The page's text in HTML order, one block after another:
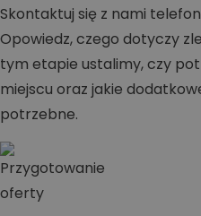
Skontaktuj się z nami
Opowiedz, czego dotyczy
tym etapie ustalimy, czy
miejscu oraz jakie
potrzebne.